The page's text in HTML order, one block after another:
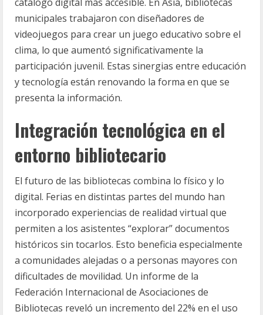
municipales trabajaron con diseñadores de
videojuegos para crear un juego educativo sobre el
clima, lo que aumentó significativamente la
participación juvenil. Estas sinergias entre educación
y tecnología están renovando la forma en que se
presenta la información.
Integración tecnológica en el
entorno bibliotecario
El futuro de las bibliotecas combina lo físico y lo
digital. Ferias en distintas partes del mundo han
incorporado experiencias de realidad virtual que
permiten a los asistentes “explorar” documentos
históricos sin tocarlos. Esto beneficia especialmente
a comunidades alejadas o a personas mayores con
dificultades de movilidad. Un informe de la
Federación Internacional de Asociaciones de
Bibliotecas reveló un incremento del 22% en el uso